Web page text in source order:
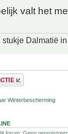
valt het
stukje Dalmatië
Winterbescherming